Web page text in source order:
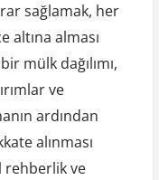
sağlamak, her
altına alması
mülk dağılımı,
ve
ardından
alınması
rehberlik ve